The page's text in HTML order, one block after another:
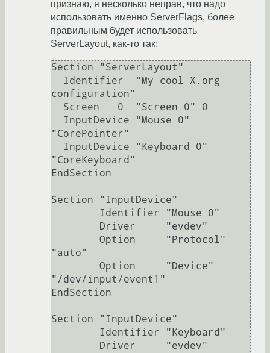
признаю, я несколько неправ, что надо
использовать именно ServerFlags, более
правильным будет использовать
ServerLayout, как-то так:
Section "ServerLayout"
configuration"
"CorePointer"
"CoreKeyboard"
EndSection
Section "InputDevice"
"auto"
"/dev/input/event1"
EndSection
Section "InputDevice"